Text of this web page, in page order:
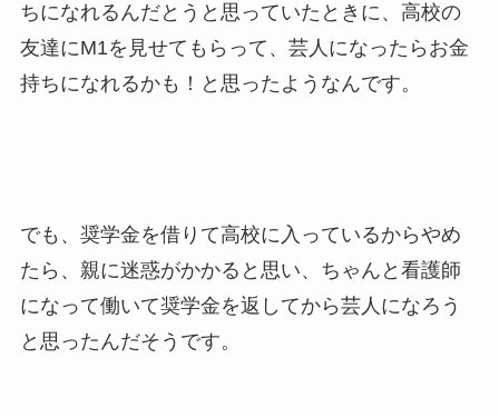
ちになれるんだとうと思っていたときに、高校の
友達にM1を見せてもらって、芸人になったらお金
持ちになれるかも！と思ったようなんです。
でも、奨学金を借りて高校に入っているからやめ
たら、親に迷惑がかかると思い、ちゃんと看護師
になって働いて奨学金を返してから芸人になろう
と思ったんだそうです。